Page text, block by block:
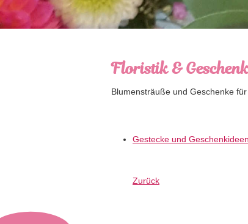
Floristik &
Blumensträuße und Geschenke
Gestecke und Geschenkideen
Zurück